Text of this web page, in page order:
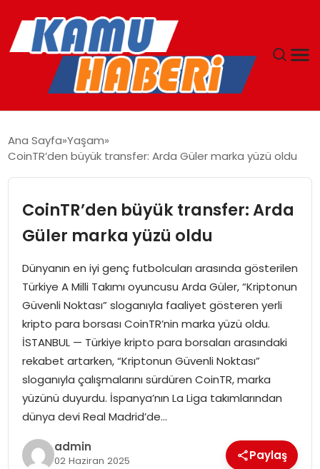
GÜNCEL
MAGAZIN
EKONOMI
SPOR
TEKNOLOJI
EĞITIM
GENEL
Ana Sayfa Yaşam
CoinTR’den büyük transfer: Arda Güler marka yüzü oldu
CoinTR’den büyük transfer: Arda
Güler marka yüzü oldu
Dünyanın en iyi genç futbolcuları arasında gösterilen
Türkiye A Milli Takımı oyuncusu Arda Güler, “Kriptonun
Güvenli Noktası” sloganıyla faaliyet gösteren yerli
kripto para borsası CoinTR’nin marka yüzü oldu.
İSTANBUL — Türkiye kripto para borsaları arasındaki
rekabet artarken, “Kriptonun Güvenli Noktası”
sloganıyla çalışmalarını sürdüren CoinTR, marka
yüzünü duyurdu. İspanya’nın La Liga takımlarından
dünya devi Real Madrid’de…
admin
02 Haziran 2025 Paylaş